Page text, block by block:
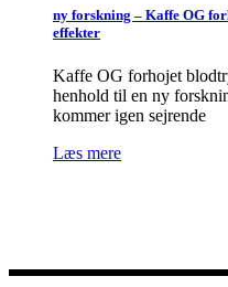
ny forskning – Kaffe OG
effekter
Kaffe OG forhojet
henhold til en ny
kommer igen sejrende
Læs mere